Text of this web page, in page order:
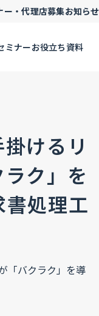
ー・代理店募集お知らせ
ミナーお役立ち資料
けるリ
ク」を
処理工